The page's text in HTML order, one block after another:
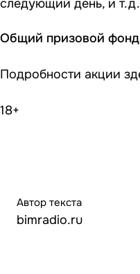
следующий день, и
Общий призовой
Подробности акции
18+
Автор текста
bimradio.ru